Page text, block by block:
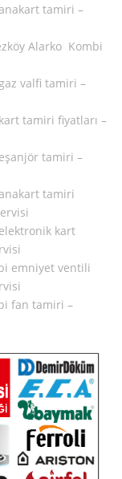
tamiri –
Alarko Kombi
valfi tamiri –
tamiri fiyatları –
tamiri –
tamiri
kart
emniyet ventili
fan tamiri –